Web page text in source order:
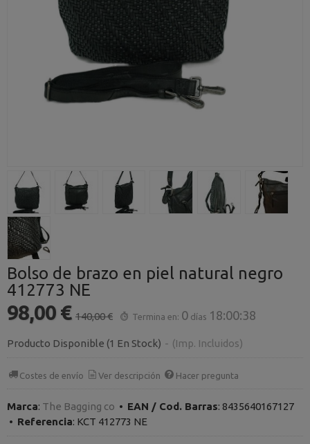
Bolso de brazo en piel natural negro
412773 NE
98,00 € 140,00 € Termina en: 0 días 18:00:37
Producto Disponible (1 En Stock) - (Imp. Incluidos)
Costes de envío Ver descripción Hacer pregunta
Marca: The Bagging co • EAN / Cod. Barras: 8435640167127
• Referencia: KCT 412773 NE